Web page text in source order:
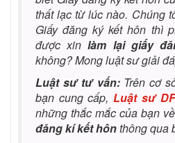
thất lạc từ lúc nào. Chúng
Giấy đăng ký kết hôn thì
được xinlàm lại giấy
không? Mong luật sư giải
Luật sư tư vấn:Trên cơ
bạn cung cấp, Luật sư
những thắc mắc của bạn
đăng kí kết hônthông qua